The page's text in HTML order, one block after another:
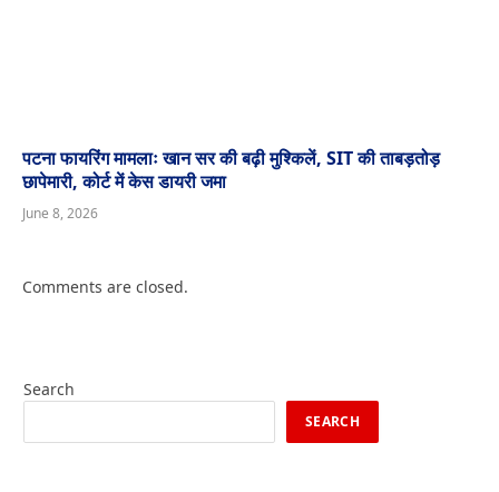
पटना फायरिंग मामलाः खान सर की बढ़ी मुश्किलें, SIT की ताबड़तोड़
छापेमारी, कोर्ट में केस डायरी जमा
June 8, 2026
Comments are closed.
Search
SEARCH